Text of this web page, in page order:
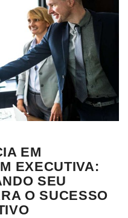
EM
EXECUTIVA:
SEU
O SUCESSO